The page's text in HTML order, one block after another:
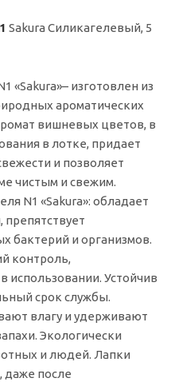
Sakura Силикагелевый, 5
«Sakura»– изготовлен из
ароматических
вишневых цветов, в
в лотке, придает
и позволяет
чистым и свежим.
N1 «Sakura»: обладает
бактерий и организмов.
контроль,
использовании. Устойчив
срок службы.
влагу и удерживают
Экологически
и людей. Лапки
даже после